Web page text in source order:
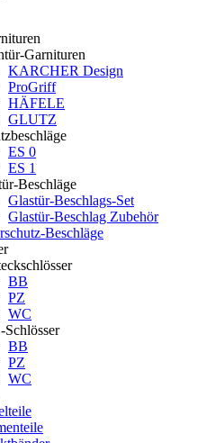
Garnituren
KARCHER Design
ProGriff
HÄFELE
GLUTZ
ES 0
ES 1
Beschläge
Glastür-Beschlags-Set
Glastür-Beschlag Zubehör
Beschläge
BB
PZ
WC
BB
PZ
WC